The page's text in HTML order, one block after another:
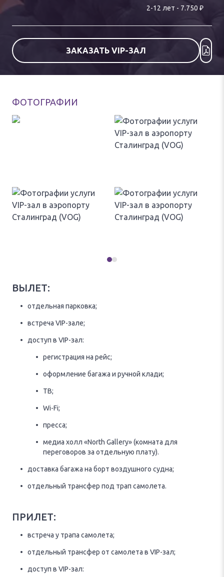
2-12 лет - 7.750 ₽
ЗАКАЗАТЬ VIP-ЗАЛ
ФОТОГРАФИИ
ВЫЛЕТ:
отдельная парковка;
встреча VIP-зале;
доступ в VIP-зал:
регистрация на рейс;
оформление багажа и ручной клади;
ТВ;
Wi-Fi;
пресса;
медиа холл «North Gallery» (комната для
переговоров за отдельную плату).
доставка багажа на борт воздушного судна;
отдельный трансфер под трап самолета.
ПРИЛЕТ:
встреча у трапа самолета;
отдельный трансфер от самолета в VIP-зал;
доступ в VIP-зал: